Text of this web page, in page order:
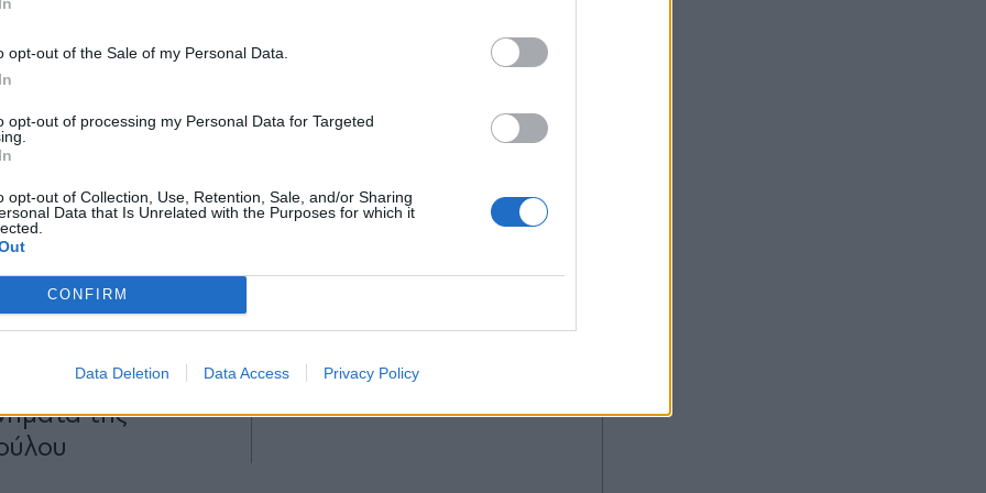
opt-out of the Sale of my Personal Data.
opt-out of processing my Personal Data for Targeted
opt-out of Collection, Use, Retention, Sale, and/or Sharing
Data that Is Unrelated with the Purposes for which it
CONFIRM
Data Deletion Data Access Privacy Policy
15.05.2025 06:25
με το "Νο 3"
το πολλαπλό
έστειλε ο
με τον Δένδια,
και τα
της
LIFESTYLE
10.01.2025 21:00
PARAPOLITIKA NEWSROOM
Μαριλίτα Λαμπροπούλου: Η
αναφορά όλο νόημα στον
Παράλληλοι, γράφει
Αποδέχομαι τουςόρους χρήσης